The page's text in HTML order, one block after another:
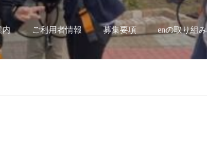
内 ご利用者情報 募集要項 enの取り組み